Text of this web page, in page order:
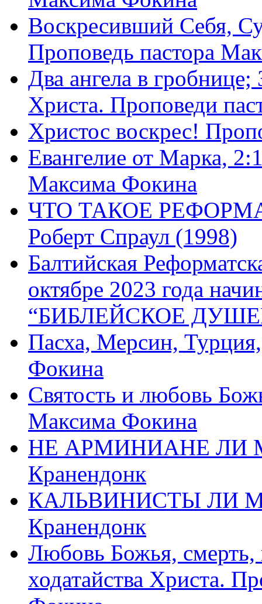
Воскресивший Себя,
Проповедь пастора
Два ангела в
Христа. Проповеди
Христос воскрес!
Евангелие от Марка,
Максима Фокина
ЧТО ТАКОЕ
Роберт Спраул (1998)
Балтийская
октябре 2023 года
“БИБЛЕЙСКОЕ
Пасха, Мерсин,
Фокина
Святость и любовь
Максима Фокина
НЕ АРМИНИАНЕ ЛИ
Кранендонк
КАЛЬВИНИСТЫ ЛИ
Кранендонк
Любовь Божья, смерть,
ходатайства Христа.